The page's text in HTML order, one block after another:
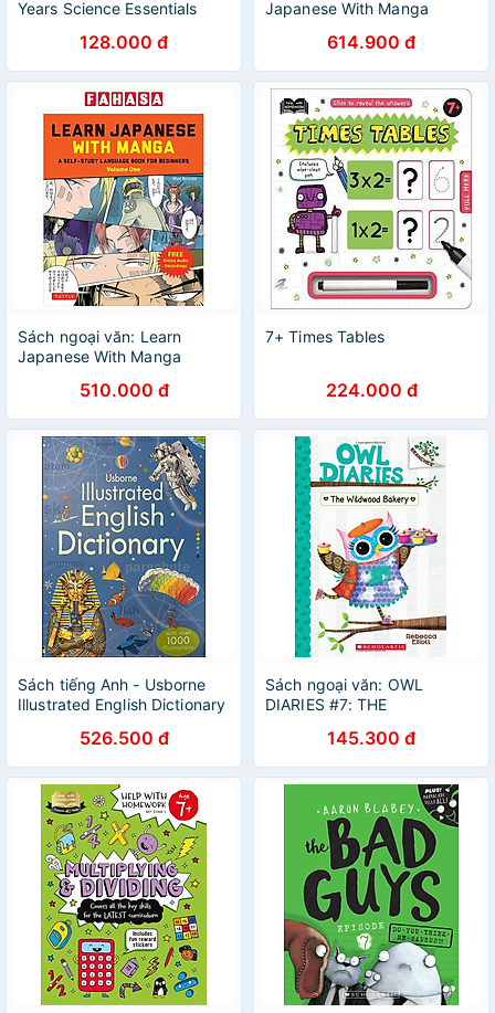
Years Science Essentials
128.000 đ
Japanese With Manga
614.900 đ
Sách ngoại văn: Learn
Japanese With Manga
510.000 đ
7+ Times Tables
224.000 đ
Sách tiếng Anh - Usborne
Illustrated English Dictionary
Illustrations)526.500 đ
Sách ngoại văn: OWL
DIARIES #7: THE
145.300 đ